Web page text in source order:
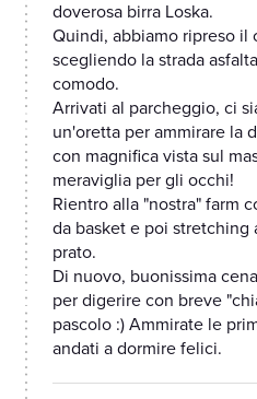
doverosa birra Loska.
Quindi, abbiamo ripreso il
scegliendo la strada
comodo.
Arrivati al parcheggio, ci
un'oretta per ammirare la
con magnifica vista sul
meraviglia per gli occhi!
Rientro alla "nostra" farm
da basket e poi stretching
prato.
Di nuovo, buonissima
per digerire con breve
pascolo :) Ammirate le
andati a dormire felici.